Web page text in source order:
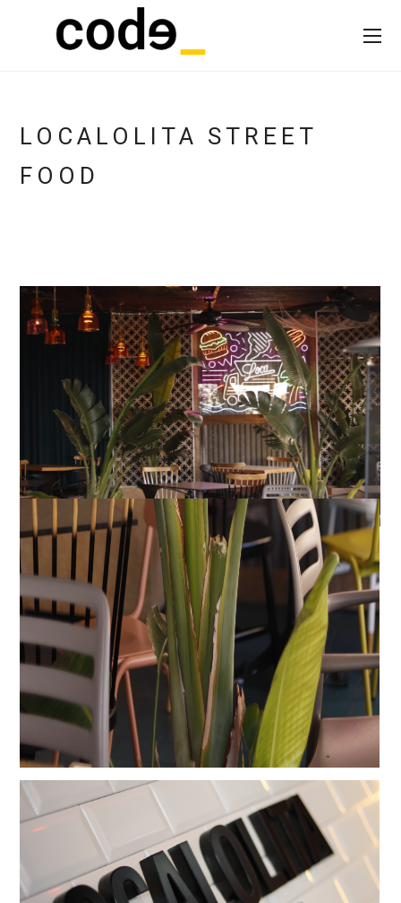
LOCALOLITA STREET
FOOD